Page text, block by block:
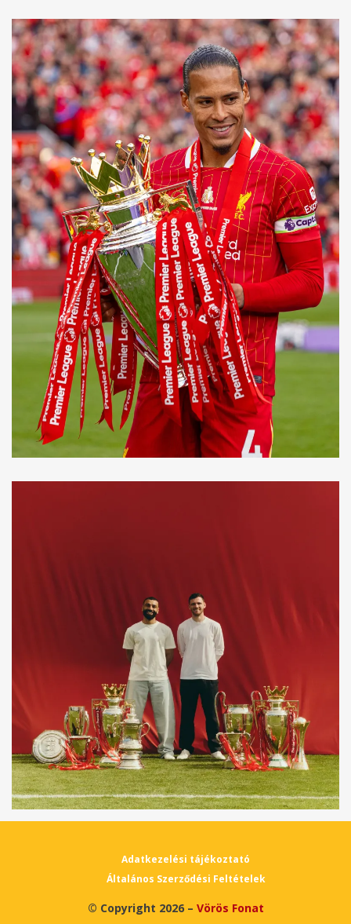
Adatkezelési tájékoztató
Általános Szerződési Feltételek
© Copyright 2026 – Vörös Fonat